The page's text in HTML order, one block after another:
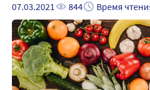
07.03.2021 844 Время